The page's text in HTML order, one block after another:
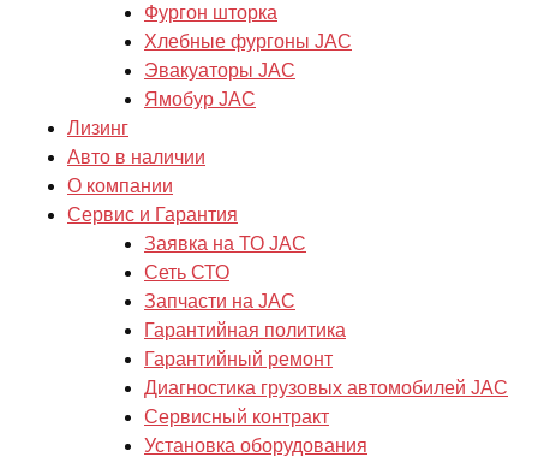
Фургон шторка
Хлебные фургоны JAC
Эвакуаторы JAC
Ямобур JAC
Лизинг
Авто в наличии
О компании
Сервис и Гарантия
Заявка на ТО JAC
Сеть СТО
Запчасти на JAC
Гарантийная политика
Гарантийный ремонт
Диагностика грузовых автомобилей JAC
Сервисный контракт
Установка оборудования